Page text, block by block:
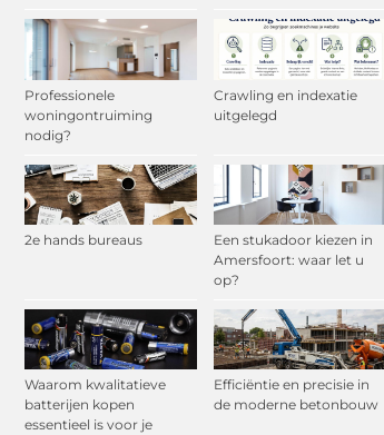
Professionele
woningontruiming
nodig?
Crawling en indexatie
uitgelegd
2e hands bureaus
Een stukadoor kiezen in
Amersfoort: waar let u
op?
Waarom kwalitatieve
batterijen kopen
essentieel is voor je
Efficiëntie en precisie in
de moderne betonbouw